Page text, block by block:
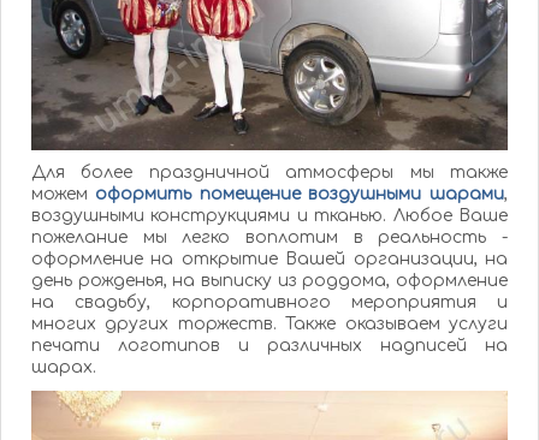
Для более праздничной атмосферы мы также
можем оформить помещение воздушными шарами,
воздушными конструкциями и тканью. Любое Ваше
пожелание мы легко воплотим в реальность -
оформление на открытие Вашей организации, на
день рожденья, на выписку из роддома, оформление
на свадьбу, корпоративного мероприятия и
многих других торжеств. Также оказываем услуги
печати логотипов и различных надписей на
шарах.